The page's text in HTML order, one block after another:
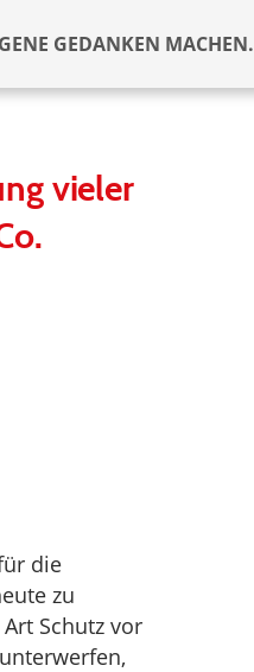
GEDANKEN MACHEN.
vieler
die
zu
Schutz vor